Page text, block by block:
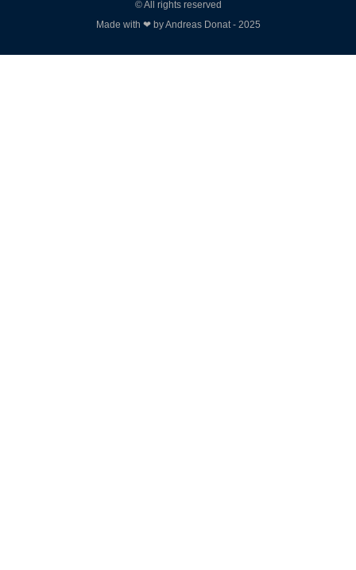
© All rights reserved
Made with ❤ by Andreas Donat - 2025